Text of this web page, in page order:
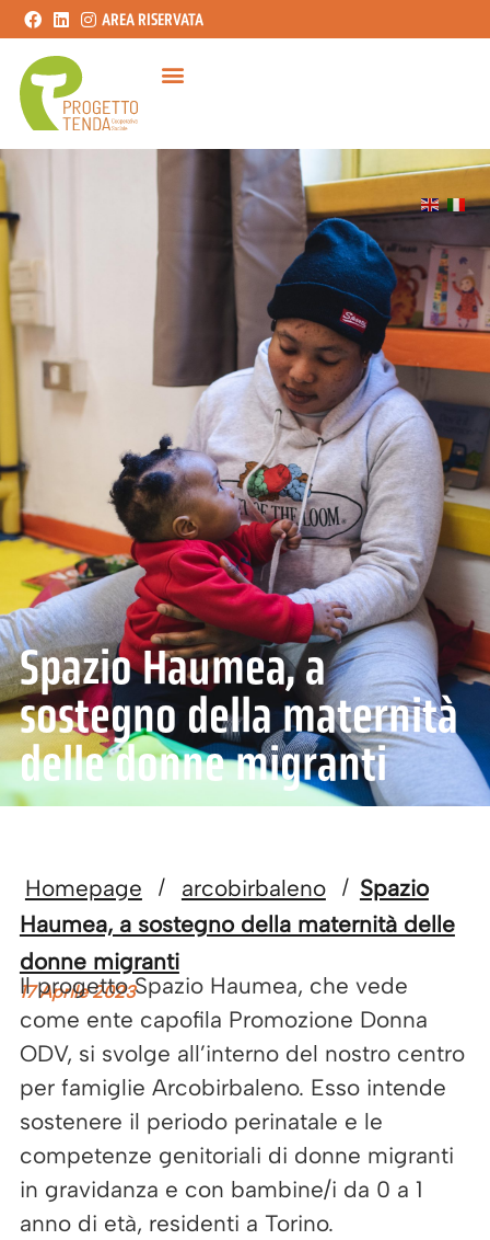
AREA RISERVATA
Spazio Haumea, a
sostegno della maternità
delle donne migranti
Homepage / arcobirbaleno / Spazio
Haumea, a sostegno della maternità delle
donne migranti
17 Aprile 2023
Il progetto Spazio Haumea, che vede
come ente capofila Promozione Donna
ODV, si svolge all’interno del nostro centro
per famiglie Arcobirbaleno. Esso intende
sostenere il periodo perinatale e le
competenze genitoriali di donne migranti
in gravidanza e con bambine/i da 0 a 1
anno di età, residenti a Torino.